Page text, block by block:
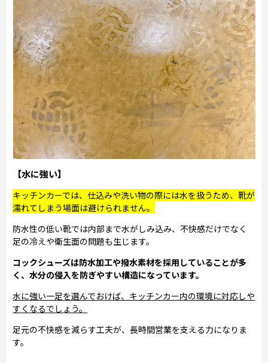
【水に強い】
キッチンカーでは、仕込みや洗い物の際には水を扱うため、靴が
濡れてしまう場面は避けられません。
防水性の低い靴では内部まで水がしみ込み、不快感だけでなく
足の冷えや衛生面の問題も生じます。
コックシューズは防水加工や撥水素材を採用していることが多
く、水分の侵入を防ぎやすい構造になっています。
水に強い一足を選んでおけば、キッチンカー内の環境に対応しや
すくなるでしょう。
足元の不快感を減らす工夫が、長時間営業を支える力になりま
す。